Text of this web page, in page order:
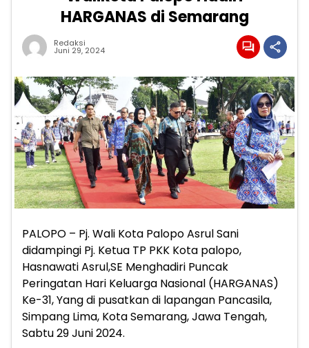
HARGANAS di Semarang
Redaksi
Juni 29, 2024
PALOPO – Pj. Wali Kota Palopo Asrul Sani
didampingi Pj. Ketua TP PKK Kota palopo,
Hasnawati Asrul,SE Menghadiri Puncak
Peringatan Hari Keluarga Nasional (HARGANAS)
Ke-31, Yang di pusatkan di lapangan Pancasila,
Simpang Lima, Kota Semarang, Jawa Tengah,
Sabtu 29 Juni 2024.